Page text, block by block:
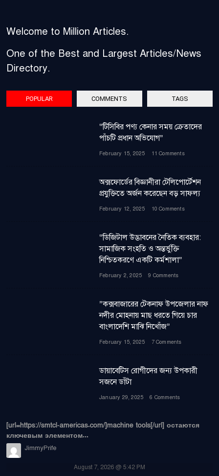
Welcome to Million Articles.
One of the Best and Largest Articles/News
Directory.
POPULAR COMMENTS TAGS
“টিসিবির পণ্য কেনার সময় ক্রেতাদের
পাঁচটি প্রধান অভিযোগ”
February 15, 2025 11 Comments
অক্সফোর্ডের বিজ্ঞানীরা টেলিপোর্টেশন
প্রযুক্তিতে অর্জন করেছেন বড় সাফল্য
February 12, 2025 10 Comments
“ডিজিটাল উদ্ভাবনের নৈতিক ব্যবহার:
সামাজিক সংহতি ও অন্তর্ভুক্তি
নিশ্চিতকরণে একটি কর্মশালা”
February 2, 2025 9 Comments
”কক্সবাজারের টেকনাফ উপজেলার নাফ
নদীর মোহনায় মাছ ধরতে গিয়ে চার
বাংলাদেশি মাঝি নিখোঁজ”
February 15, 2025 7 Comments
ডায়াবেটিস রোগীদের জন্য উপকারী
সজনে ডাঁটা
January 29, 2025 6 Comments
[url=https://smtcl-americas.com/]machine tools[/url] остаются
ключевым элементом...
JimmyPrife
August 7, 2026 @ 5:42 PM